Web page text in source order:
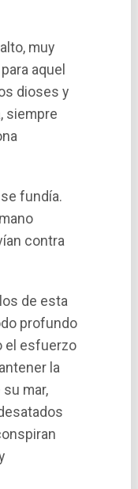
muy
aquel
dioses y
siempre
fundí­a.
contra
de esta
profundo
el esfuerzo
la
mar,